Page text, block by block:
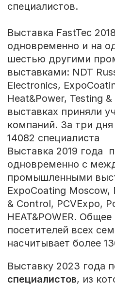
специалистов.
Выставка FastTec
одновременно и на
шестью другими
выставками: NDT
Electronics,
Heat&Power, Testing
выставках приняли
компаний. За три
14082 специалиста
Выставка 2019 года
одновременно с
промышленными
ExpoCoating Moscow,
& Control, PCVExpo,
HEAT&POWER.
посетителей всех
насчитывает более
Выставку 2023 года
специалистов, из